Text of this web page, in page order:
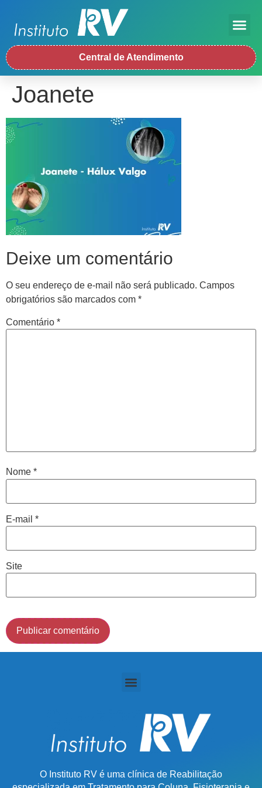
Central de Atendimento
Joanete
Deixe um comentário
O seu endereço de e-mail não será publicado. Campos
obrigatórios são marcados com *
Comentário *
Nome *
E-mail *
Site
O Instituto RV é uma clínica de Reabilitação
avaliação clínica da sua coluna e nossos profissionais
(011) 2091-1267